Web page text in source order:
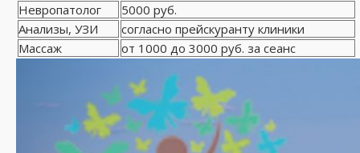
Невропатолог
5000 руб.
Анализы, УЗИ
согласно прейскуранту клиники
Массаж
от 1000 до 3000 руб. за сеанс